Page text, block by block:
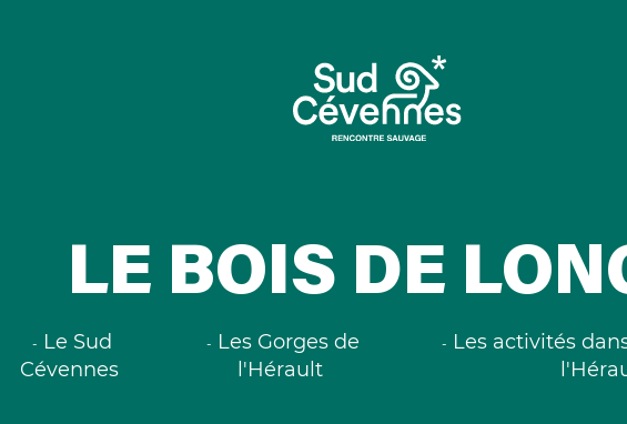
LE BOIS DE
Le Sud
Cévennes
Les Gorges de
l'Hérault
Les activités